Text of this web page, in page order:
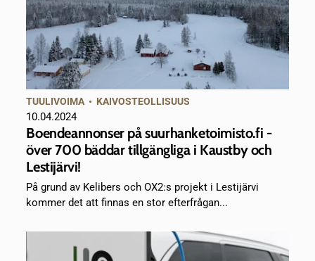
TUULIVOIMA • KAIVOSTEOLLISUUS
10.04.2024
Boendeannonser på suurhanketoimisto.fi -
över 700 bäddar tillgängliga i Kaustby och
Lestijärvi!
På grund av Kelibers och OX2:s projekt i Lestijärvi
kommer det att finnas en stor efterfrågan...